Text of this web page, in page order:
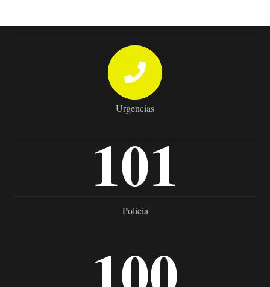
Urgencias
101
Policía